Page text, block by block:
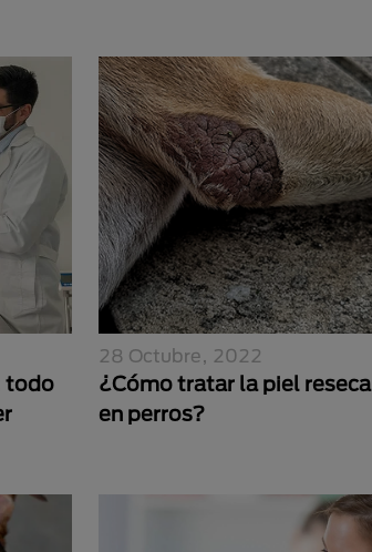
todo
28 Octubre, 2022
¿Cómo tratar la piel reseca
en perros?